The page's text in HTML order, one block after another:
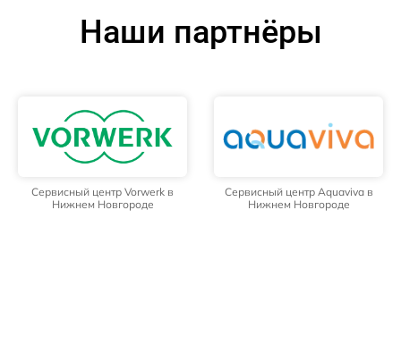
Наши партнёры
Сервисный центр Vorwerk в
Нижнем Новгороде
Сервисный центр Aquaviva в
Нижнем Новгороде